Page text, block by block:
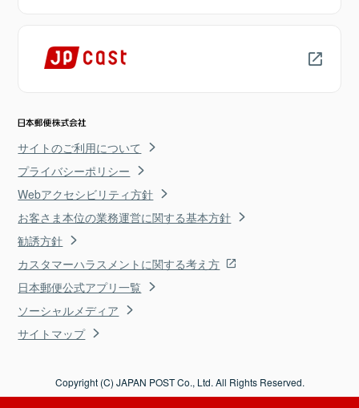
サイトのご利用について
プライバシーポリシー
Webアクセシビリティ方針
お客さま本位の業務運営に関する基本方針
勧誘方針
カスタマーハラスメントに関する考え方
日本郵便公式アプリ一覧
ソーシャルメディア
サイトマップ
Copyright (C) JAPAN POST Co., Ltd. All Rights Reserved.